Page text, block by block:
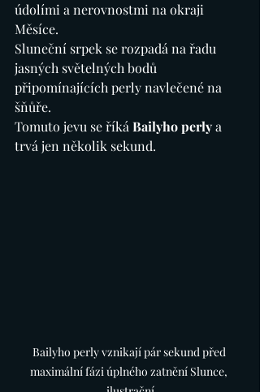
údolími a nerovnostmi na okraji
Měsíce.
Sluneční srpek se rozpadá na řadu
jasných světelných bodů
připomínajících perly navlečené na
šňůře.
Tomuto jevu se říká Bailyho perly a
trvá jen několik sekund.
Bailyho perly vznikají pár sekund před
maximální fázi úplného zatnění Slunce,